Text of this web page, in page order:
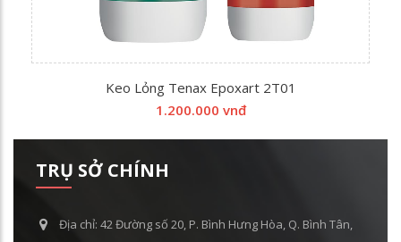
Keo Lỏng Tenax Epoxart 2T01
1.200.000 vnđ
TRỤ SỞ CHÍNH
Địa chỉ: 42 Đường số 20, P. Bình Hưng Hòa, Q. Bình Tân,